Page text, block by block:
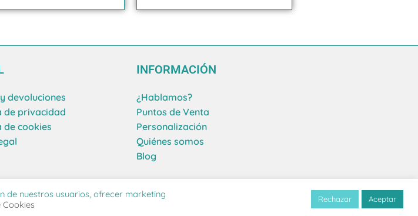
devoluciones
de privacidad
de cookies
INFORMACIÓN
¿Hablamos?
Puntos de Venta
Personalización
Quiénes somos
Blog
de nuestros usuarios, ofrecer marketing
Cookies Rechazar Aceptar